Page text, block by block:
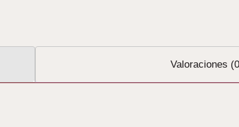
Valoraciones